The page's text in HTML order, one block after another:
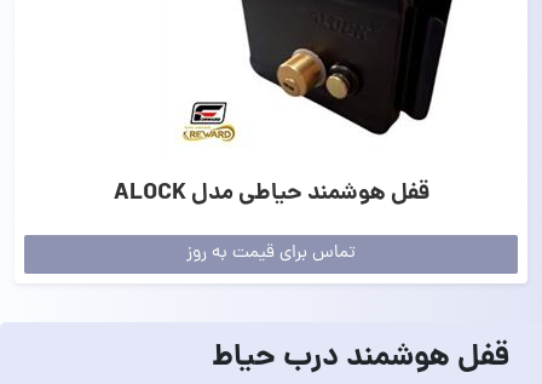
قفل هوشمند حیاطی مدل ALOCK
تماس برای قیمت به روز
قفل هوشمند درب حیاط